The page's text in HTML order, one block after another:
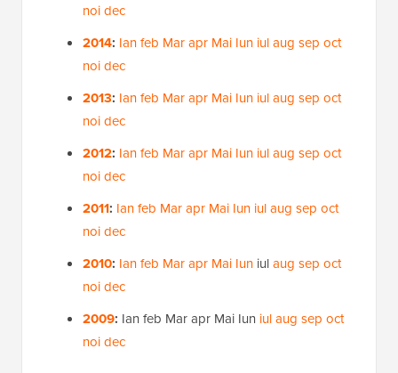
noidec
2014: Ianfeb Marapr Mai Iun iulaug sep oct
noidec
2013: Ianfeb Marapr Mai Iun iulaug sep oct
noidec
2012: Ianfeb Marapr Mai Iun iulaug sep oct
noidec
2011: Ianfeb Marapr Mai Iun iulaug sep oct
noidec
2010: Ianfeb Marapr Mai Iun iulaug sep oct
noidec
2009: Ian feb Marapr Mai Iun iulaug sep oct
noidec